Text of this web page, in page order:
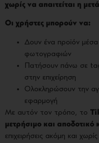
χωρίς να απαιτείται η
Οι χρήστες μπορούν να:
Δουν ένα προϊόν
φωτογραφιών
Πατήσουν πάνω σε
στην επιχείρηση
Ολοκληρώσουν την
εφαρμογή
Με αυτόν τον τρόπο, το
μετρήσιμο και
επιχειρήσεις ακόμη και